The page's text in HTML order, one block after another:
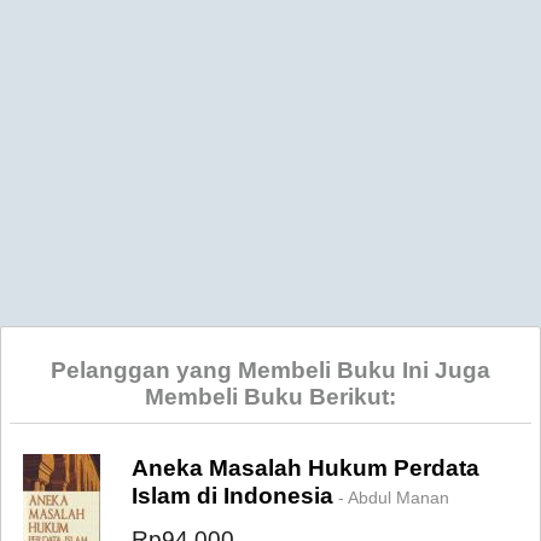
Pelanggan yang Membeli Buku Ini Juga
Membeli Buku Berikut:
Aneka Masalah Hukum Perdata
Islam di Indonesia - Abdul Manan